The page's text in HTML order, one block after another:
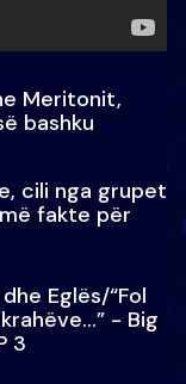
Meritonit,
bashku
cili nga grupet
fakte për
Eglës/“Fol
- Big
3